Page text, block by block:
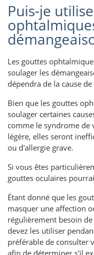
Puis-je
Les gouttes
soulager les
dépendra de la cause
Bien que les gouttes
soulager certaines
comme le syndrome
légère, elles seront
ou d'allergie grave.
Si vous êtes
gouttes oculaires
Étant donné que les
masquer une affection
régulièrement besoin
devez les utiliser
préférable de consulter